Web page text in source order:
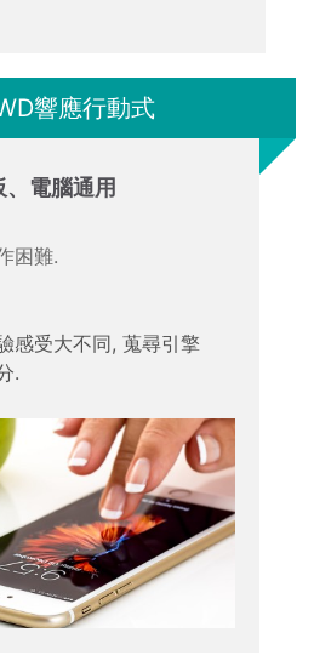
響應行動式
電腦通用
困難.
感受大不同, 蒐尋引擎
.